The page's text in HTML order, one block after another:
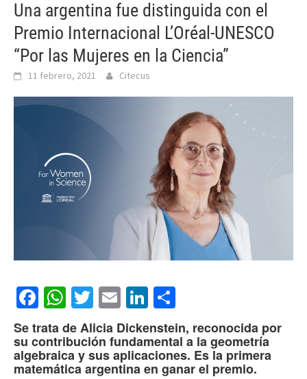
Una argentina fue distinguida con el
Premio Internacional L’Oréal-UNESCO
“Por las Mujeres en la Ciencia”
11 febrero, 2021 Citecus
Facebook
WhatsApp
Twitter
EmailLinkedIn
Se trata de Alicia Dickenstein, reconocida por
su contribución fundamental a la geometría
algebraica y sus aplicaciones. Es la primera
matemática argentina en ganar el premio.